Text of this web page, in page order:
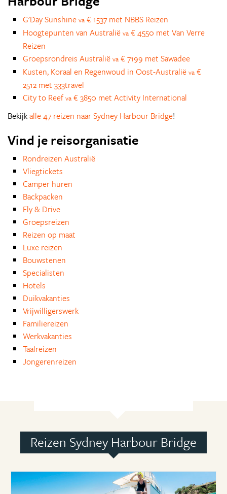
G'Day Sunshine va € 1537 met NBBS Reizen
Hoogtepunten van Australië va € 4550 met Van Verre
Reizen
Groepsrondreis Australië va € 7199 met Sawadee
Kusten, Koraal en Regenwoud in Oost-Australië va €
2512 met 333travel
City to Reefva € 3850 met Activity International
Bekijkalle 47 reizen naar Sydney Harbour Bridge!
Vind je reisorganisatie
Rondreizen Australië
Vliegtickets
Camper huren
Backpacken
Fly & Drive
Groepsreizen
Reizen op maat
Luxe reizen
Bouwstenen
Specialisten
Hotels
Duikvakanties
Vrijwilligerswerk
Familiereizen
Werkvakanties
Taalreizen
Jongerenreizen
Reizen Sydney Harbour Bridge